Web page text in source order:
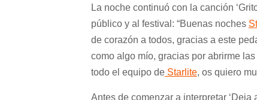
La noche continuó con la canción
público y al festival: “Buenas noches
de corazón a todos, gracias a este
como algo mío, gracias por abrirme
todo el equipo deStarlite, os quiero
Antes de comenzar a interpretar ‘Deja